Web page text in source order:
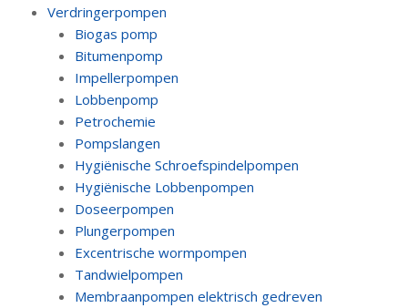
Verdringerpompen
Biogas pomp
Bitumenpomp
Impellerpompen
Lobbenpomp
Petrochemie
Pompslangen
Hygiënische Schroefspindelpompen
Hygiënische Lobbenpompen
Doseerpompen
Plungerpompen
Excentrische wormpompen
Tandwielpompen
Membraanpompen elektrisch gedreven